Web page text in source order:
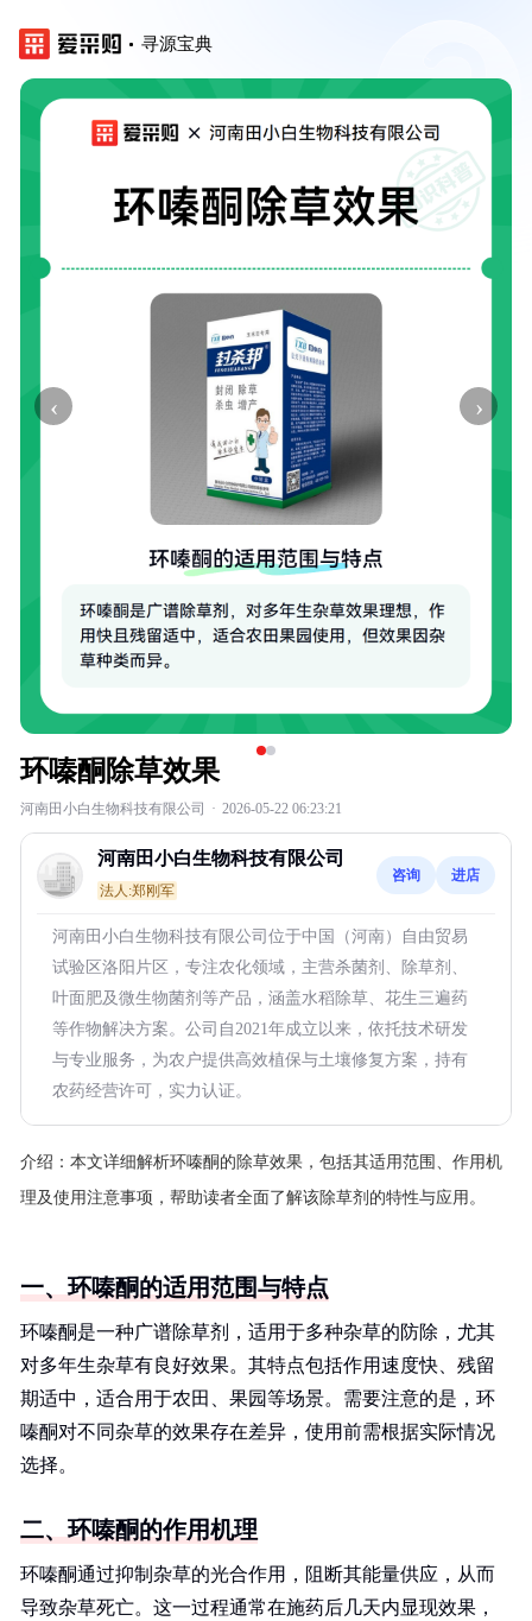
寻源宝典
‹ ›
环嗪酮除草效果
河南田小白生物科技有限公司 · 2026-05-22 06:23:21
河南田小白生物科技有限公司
法人:郑刚军
咨询 进店
河南田小白生物科技有限公司位于中国（河南）自由贸易
试验区洛阳片区，专注农化领域，主营杀菌剂、除草剂、
叶面肥及微生物菌剂等产品，涵盖水稻除草、花生三遍药
等作物解决方案。公司自2021年成立以来，依托技术研发
与专业服务，为农户提供高效植保与土壤修复方案，持有
农药经营许可，实力认证。
介绍： 本文详细解析环嗪酮的除草效果，包括其适用范围、作用机
理及使用注意事项，帮助读者全面了解该除草剂的特性与应用。
一、环嗪酮的适用范围与特点
环嗪酮是一种广谱除草剂，适用于多种杂草的防除，尤其
对多年生杂草有良好效果。其特点包括作用速度快、残留
期适中，适合用于农田、果园等场景。需要注意的是，环
嗪酮对不同杂草的效果存在差异，使用前需根据实际情况
选择。
二、环嗪酮的作用机理
环嗪酮通过抑制杂草的光合作用，阻断其能量供应，从而
导致杂草死亡。这一过程通常在施药后几天内显现效果，